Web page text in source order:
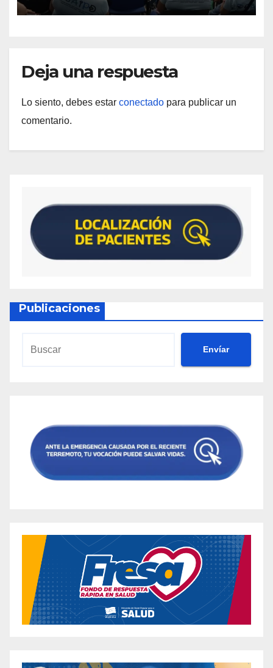
discapacidad
Deja una respuesta
Lo siento, debes estar conectado para publicar un
comentario.
Publicaciones
Envíar